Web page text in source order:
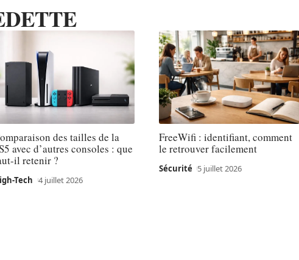
des tailles de la
avec d’autres consoles : que
il retenir ?
Tech 4 juillet 2026
FreeWifi : identifiant, comment
le retrouver facilement
Sécurité 5 juillet 2026